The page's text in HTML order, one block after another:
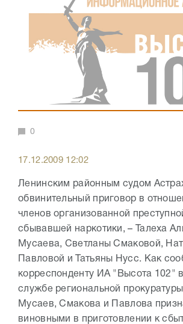
0
17.12.2009 12:02
Ленинским районным судом
обвинительный приговор в
членов организованной
сбывавшей наркотики, – Талеха
Мусаева, Светланы Смаковой,
Павловой и Татьяны Нусс. Как
корреспонденту ИА "Высота 102"
службе региональной
Мусаев, Смакова и Павлова
виновными в приготовлении к